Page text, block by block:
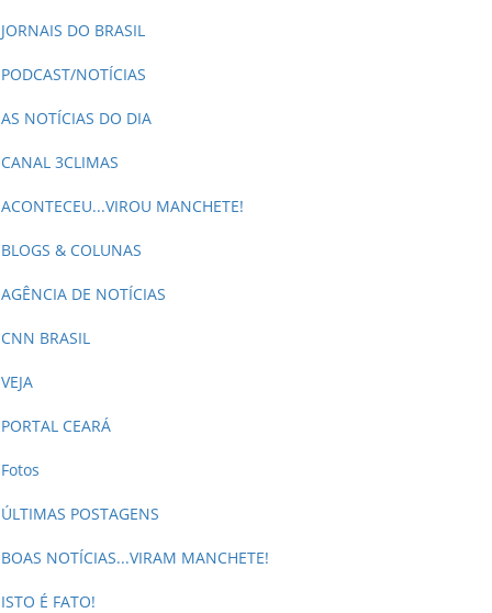
JORNAIS DO BRASIL
PODCAST/NOTÍCIAS
AS NOTÍCIAS DO DIA
CANAL 3CLIMAS
ACONTECEU...VIROU MANCHETE!
BLOGS & COLUNAS
AGÊNCIA DE NOTÍCIAS
CNN BRASIL
VEJA
PORTAL CEARÁ
Fotos
ÚLTIMAS POSTAGENS
BOAS NOTÍCIAS...VIRAM MANCHETE!
ISTO É FATO!